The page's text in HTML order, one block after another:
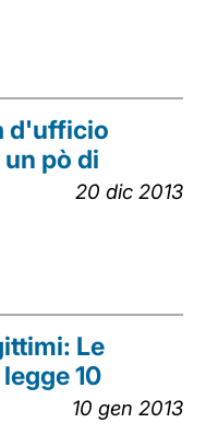
d'ufficio
pò di
20 dic 2013
Le
10
10 gen 2013